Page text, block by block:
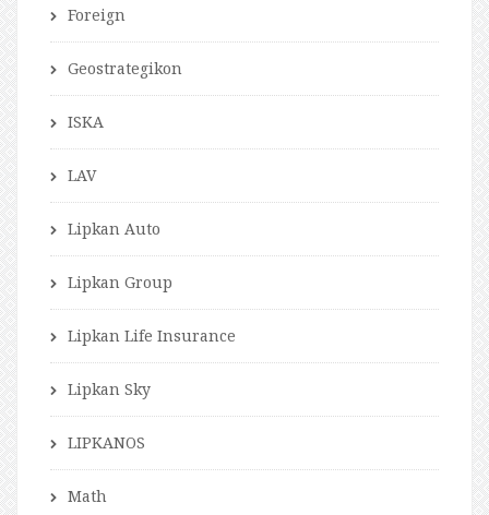
Foreign
Geostrategikon
ISKA
LAV
Lipkan Auto
Lipkan Group
Lipkan Life Insurance
Lipkan Sky
LIPKANOS
Math